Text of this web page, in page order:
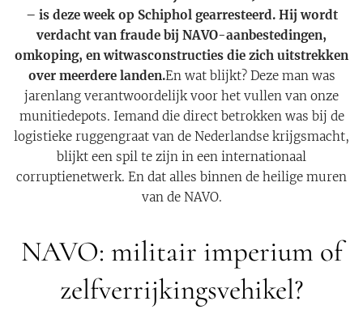
– is deze week op Schiphol gearresteerd. Hij wordt
verdacht van fraude bij NAVO-aanbestedingen,
omkoping, en witwasconstructies die zich uitstrekken
over meerdere landen.En wat blijkt? Deze man was
jarenlang verantwoordelijk voor het vullen van onze
munitiedepots. Iemand die direct betrokken was bij de
logistieke ruggengraat van de Nederlandse krijgsmacht,
blijkt een spil te zijn in een internationaal
corruptienetwerk. En dat alles binnen de heilige muren
van de NAVO.
NAVO: militair imperium of
zelfverrijkingsvehikel?